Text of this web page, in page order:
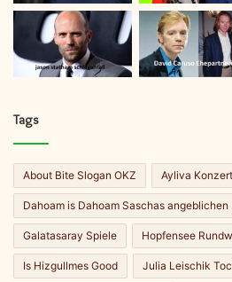
Tags
About Bite Slogan OKZ Ayliva
Dahoam is Dahoam Saschas angeblichen
Galatasaray Spiele Hopfensee
Is Hizgullmes Good Julia Leischik